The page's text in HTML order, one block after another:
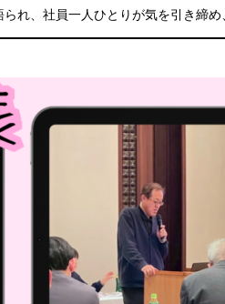
れ、社員一人ひとりが気を引き締